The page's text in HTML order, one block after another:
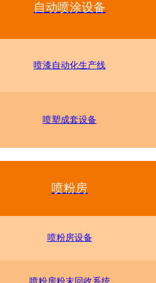
自动喷涂设备
喷漆自动化生产线
喷塑成套设备
喷粉房
喷粉房设备